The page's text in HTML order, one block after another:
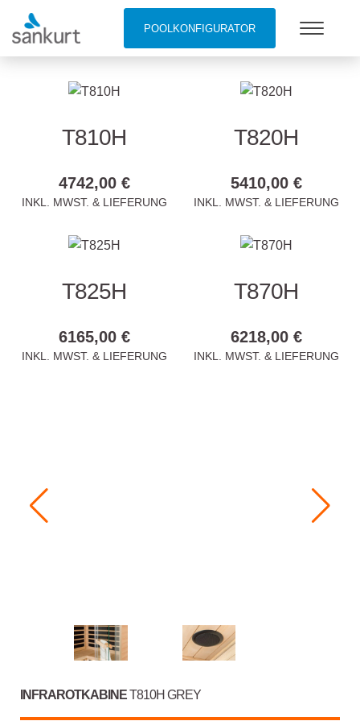
POOLKONFIGURATOR
DAUERDESINFEKTION
T810H
4742,00 €
INKL. MWST. & LIEFERUNG
T820H
5410,00 €
INKL. MWST. & LIEFERUNG
T825H
6165,00 €
INKL. MWST. & LIEFERUNG
T870H
6218,00 €
INKL. MWST. & LIEFERUNG
INFRAROTKABINET810H GREY